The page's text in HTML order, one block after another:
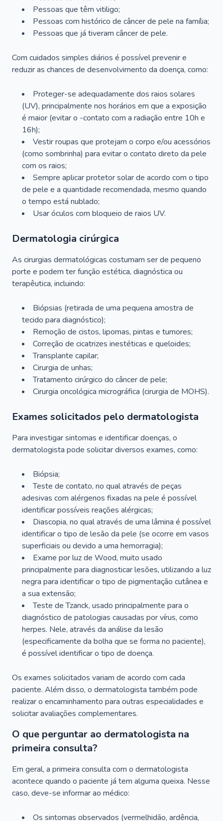
Pessoas que têm vitiligo;
Pessoas com histórico de câncer de pele na família;
Pessoas que já tiveram câncer de pele.
Com cuidados simples diários é possível prevenir e
reduzir as chances de desenvolvimento da doença, como:
Proteger-se adequadamente dos raios solares
(UV), principalmente nos horários em que a exposição
é maior (evitar o -contato com a radiação entre 10h e
16h);
Vestir roupas que protejam o corpo e/ou acessórios
(como sombrinha) para evitar o contato direto da pele
com os raios;
Sempre aplicar protetor solar de acordo com o tipo
de pele e a quantidade recomendada, mesmo quando
o tempo está nublado;
Usar óculos com bloqueio de raios UV.
Dermatologia cirúrgica
As cirurgias dermatológicas costumam ser de pequeno
porte e podem ter função estética, diagnóstica ou
terapêutica, incluindo:
Biópsias (retirada de uma pequena amostra de
tecido para diagnóstico);
Remoção de cistos, lipomas, pintas e tumores;
Correção de cicatrizes inestéticas e queloides;
Transplante capilar;
Cirurgia de unhas;
Tratamento cirúrgico do câncer de pele;
Cirurgia oncológica micrográfica (cirurgia de MOHS).
Exames solicitados pelo dermatologista
Para investigar sintomas e identificar doenças, o
dermatologista pode solicitar diversos exames, como:
Biópsia;
Teste de contato, no qual através de peças
adesivas com alérgenos fixadas na pele é possível
identificar possíveis reações alérgicas;
Diascopia, no qual através de uma lâmina é possível
identificar o tipo de lesão da pele (se ocorre em vasos
superficiais ou devido a uma hemorragia);
Exame por luz de Wood, muito usado
principalmente para diagnosticar lesões, utilizando a luz
negra para identificar o tipo de pigmentação cutânea e
a sua extensão;
Teste de Tzanck, usado principalmente para o
diagnóstico de patologias causadas por vírus, como
herpes. Nele, através da análise da lesão
(especificamente da bolha que se forma no paciente),
é possível identificar o tipo de doença.
Os exames solicitados variam de acordo com cada
paciente. Além disso, o dermatologista também pode
realizar o encaminhamento para outras especialidades e
solicitar avaliações complementares.
O que perguntar ao dermatologista na
primeira consulta?
Em geral, a primeira consulta com o dermatologista
acontece quando o paciente já tem alguma queixa. Nesse
caso, deve-se informar ao médico:
Os sintomas observados (vermelhidão, ardência,